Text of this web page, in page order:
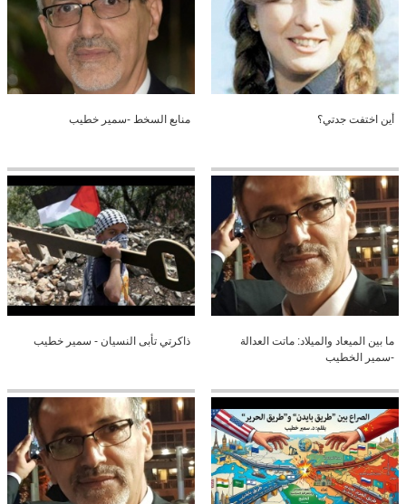
أين اختفت جدتي؟ منابع السخط -سمير خطيب
ما بين الميعاد والميلاد: ماتت العدالة
-سمير الخطيب
ذاكرتي تأبى النسيان - سمير خطيب